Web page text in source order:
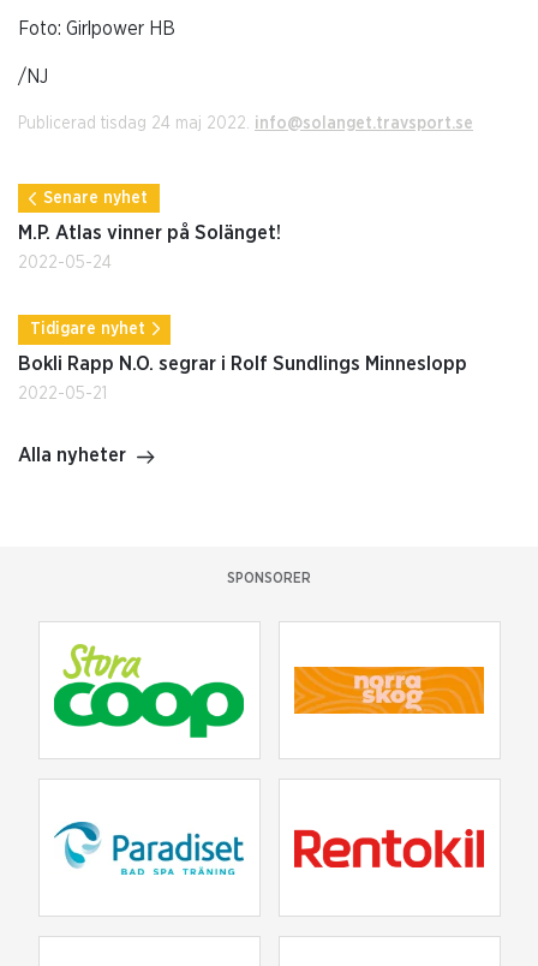
Foto: Girlpower HB
/NJ
Publicerad tisdag 24 maj 2022. info@solanget.travsport.se
Senare nyhet
M.P. Atlas vinner på Solänget!
2022-05-24
Tidigare nyhet
Bokli Rapp N.O. segrar i Rolf Sundlings Minneslopp
2022-05-21
Alla nyheter
SPONSORER